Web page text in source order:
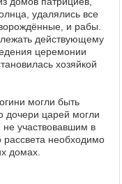
удалялись все
и рабы.
действующему
церемонии
хозяйкой
могли быть
дочери царей могли
участвовавшим в
рассвета необходимо
домах.